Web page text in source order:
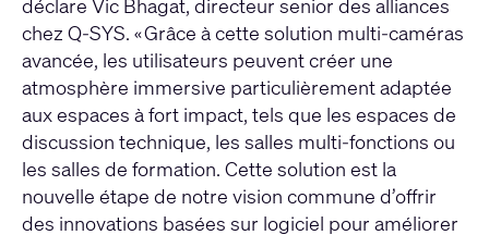
déclare Vic Bhagat, directeur senior des alliances
chez Q-SYS. « Grâce à cette solution multi-caméras
avancée, les utilisateurs peuvent créer une
atmosphère immersive particulièrement adaptée
aux espaces à fort impact, tels que les espaces de
discussion technique, les salles multi-fonctions ou
les salles de formation. Cette solution est la
nouvelle étape de notre vision commune d’offrir
des innovations basées sur logiciel pour améliorer